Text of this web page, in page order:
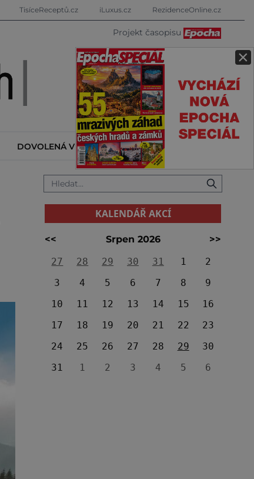
×
TisíceReceptů.cz iLuxus.cz RezidenceOnline.cz
Projekt časopisu
DOVOLENÁ V ZAHRANIČÍ KALENDÁŘ AKCÍ
KALENDÁŘ AKCÍ
<< Srpen 2026
>>
27
28 29 30 31 1
2
3
4 5 6 7 8
9
10
11 12 13 14 15
16
17
18 19 20 21 22
23
24
25 26 27 28 29
30
31
1 2 3 4 5 6